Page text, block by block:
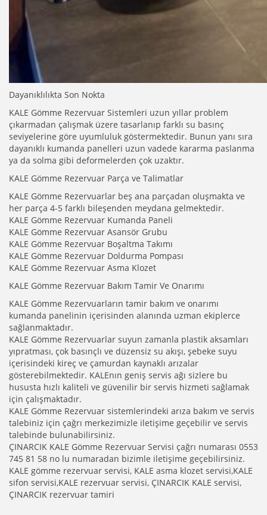
Dayanıklılıkta Son Nokta
KALE Gömme Rezervuar Sistemleri uzun yıllar problem
çıkarmadan çalışmak üzere tasarlanıp farklı su basınç
seviyelerine göre uyumluluk göstermektedir. Bunun yanı sıra
dayanıklı kumanda panelleri uzun vadede kararma paslanma
ya da solma gibi deformelerden çok uzaktır.
KALE Gömme Rezervuar Parça ve Talimatlar
KALE Gömme Rezervuarlar beş ana parçadan oluşmakta ve
her parça 4-5 farklı bileşenden meydana gelmektedir.
KALE Gömme Rezervuar Kumanda Paneli
KALE Gömme Rezervuar Asansör Grubu
KALE Gömme Rezervuar Boşaltma Takımı
KALE Gömme Rezervuar Doldurma Pompası
KALE Gömme Rezervuar Asma Klozet
KALE Gömme Rezervuar Bakım Tamir Ve Onarımı
KALE Gömme Rezervuarların tamir bakım ve onarımı
kumanda panelinin içerisinden alanında uzman ekiplerce
sağlanmaktadır.
KALE Gömme Rezervuarlar suyun zamanla plastik aksamları
yıpratması, çok basınçlı ve düzensiz su akışı, şebeke suyu
içerisindeki kireç ve çamurdan kaynaklı arızalar
gösterebilmektedir. KALEnın geniş servis ağı sizlere bu
hususta hızlı kaliteli ve güvenilir bir servis hizmeti sağlamak
için çalışmaktadır.
KALE Gömme Rezervuar sistemlerindeki arıza bakım ve servis
talebiniz için çağrı merkezimizle iletişime geçebilir ve servis
talebinde bulunabilirsiniz.
ÇINARCIK KALE Gömme Rezervuar Servisi çağrı numarası 0553
745 81 58 no lu numaradan bizimle iletişime geçebilirsiniz.
KALE gömme rezervuar servisi, KALE asma klozet servisi,KALE
sifon servisi,KALE rezervuar servisi, ÇINARCIK KALE servisi,
ÇINARCIK rezervuar tamiri